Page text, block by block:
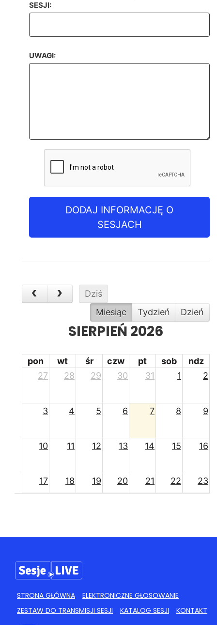
SESJI:
UWAGI:
DODAJ INFORMACJĘ O
SESJACH
Dziś
Miesiąc
Tydzień Dzień
SIERPIEŃ 2026
pon wt śr czw pt sob
ndz
27
28 29 30 31 1 2
3 4 5 6 7 8 9
10 11 12 13 14 15 16
17 18 19 20 21 22 23
STRONA GŁÓWNA
ELEKTRONICZNE GŁOSOWANIE
ZESTAW DO TRANSMISJI SESJI
KATALOG SESJI KONTAKT